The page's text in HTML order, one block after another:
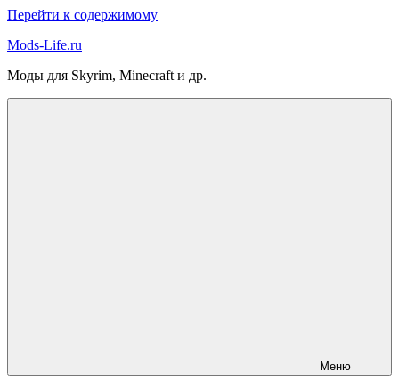
Перейти к содержимому
Mods-Life.ru
Моды для Skyrim, Minecraft и др.
Меню